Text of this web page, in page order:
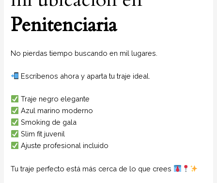
Penitenciaria
No pierdas tiempo buscando en mil lugares.
Escríbenos ahora y aparta tu traje ideal.
Traje negro elegante
Azul marino moderno
Smoking de gala
Slim fit juvenil
Ajuste profesional incluido
Tu traje perfecto está más cerca de lo que crees